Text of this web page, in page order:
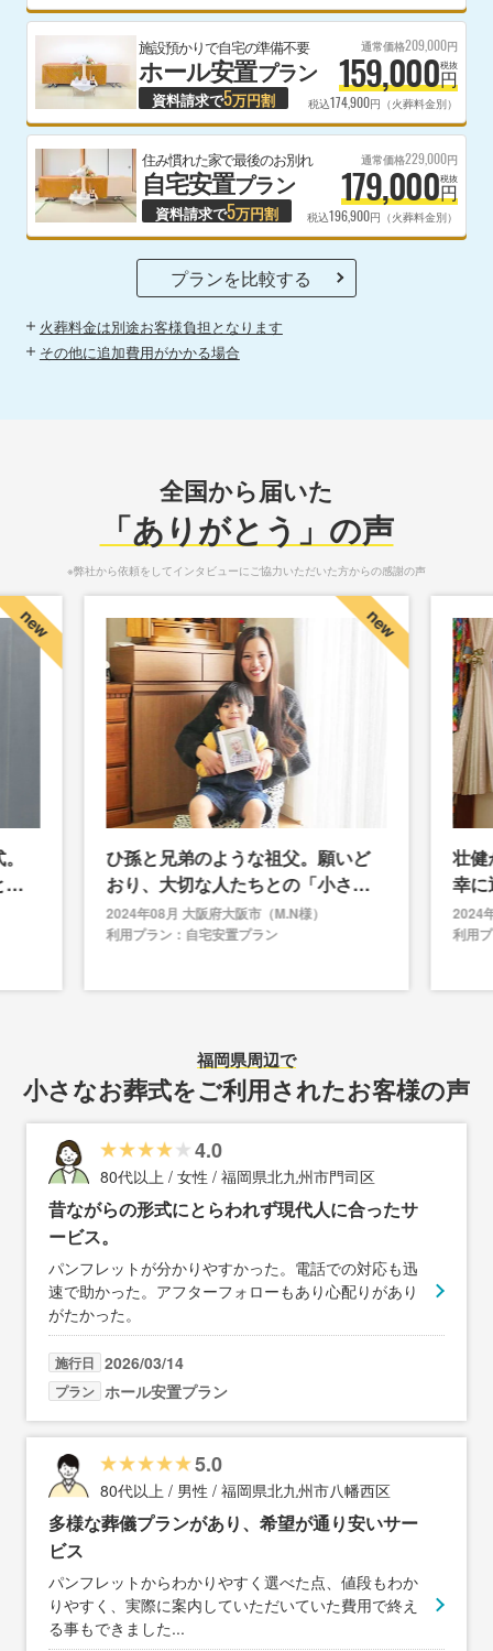
施設預かりで自宅の準備不要
ホール安置プラン
資料請求で5万円割
通常価格209,000円
159,000円
税抜
税込174,900円（火葬料金別）
住み慣れた家で最後のお別れ
自宅安置プラン
資料請求で5万円割
通常価格229,000円
179,000円
税抜
税込196,900円（火葬料金別）
プランを比較する
火葬料金は別途お客様負担となります
その他に追加費用がかかる場合
全国から届いた
「ありがとう」の声
※弊社から依頼をしてインタビューにご協力いただいた方からの感謝の声
も
ひ孫と兄弟のような祖父。願いど
おり、大切な人たちとの「小さな
お別れ式」ができました
2024年08月 大阪府大阪市（M.N様）
利用プラン：自宅安置プラン
壮健
幸に
安な
2024
利用
福岡県周辺で
小さなお葬式をご利用されたお客様の声
4.0
80代以上 / 女性 / 福岡県北九州市門司区
昔ながらの形式にとらわれず現代人に合ったサ
ービス。
パンフレットが分かりやすかった。電話での対応も迅
速で助かった。アフターフォローもあり心配りがあり
がたかった。
施行日 2026/03/14
プラン ホール安置プラン
5.0
80代以上 / 男性 / 福岡県北九州市八幡西区
多様な葬儀プランがあり、希望が通り安いサー
ビス
パンフレットからわかりやすく選べた点、値段もわか
りやすく、実際に案内していただいていた費用で終え
る事もできました...